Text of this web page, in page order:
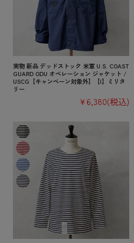
実物 新品 デッドストック 米軍 U.S. COAST
GUARD ODU オペレーション ジャケット /
USCG【キャンペーン対象外】【I】ミリタ
リー
¥6,380(税込)